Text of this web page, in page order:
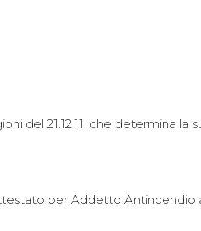
del 21.12.11, che determina
per Addetto Antincendio